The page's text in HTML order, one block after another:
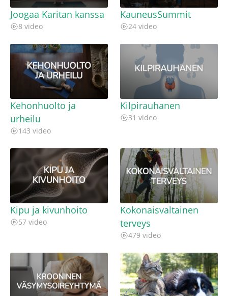
Joogaa Karitan kanssa
8 video
KauneusSummit
24 video
Kehonhuolto ja
urheilu
143 video
Kilpirauhanen
31 video
Kipu ja kivunhoito
57 video
Kokonaisvaltainen
terveys
479 video